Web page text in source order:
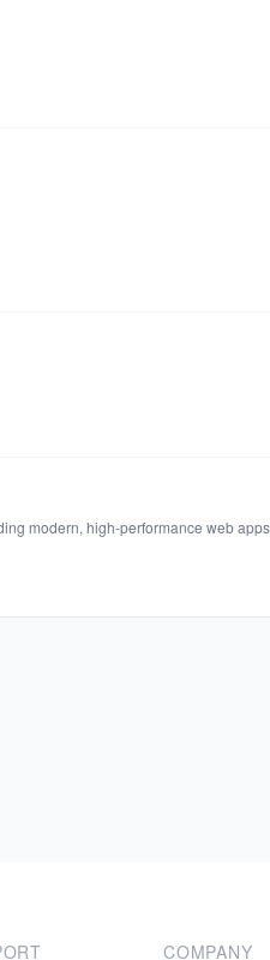
modern, high-performance web apps
COMPANY